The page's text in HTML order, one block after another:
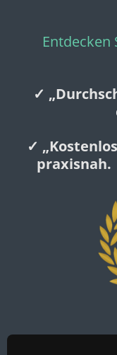
Entdecken
✓
✓
praxisnah.